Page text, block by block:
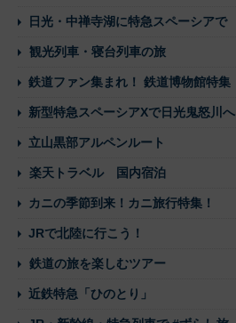
日光・中禅寺湖に特急スペーシアで
観光列車・寝台列車の旅
鉄道ファン集まれ！ 鉄道博物館特集
新型特急スペーシアXで日光鬼怒川へ
立山黒部アルペンルート
楽天トラベル 国内宿泊
カニの季節到来！カニ旅行特集！
JRで北陸に行こう！
鉄道の旅を楽しむツアー
近鉄特急「ひのとり」